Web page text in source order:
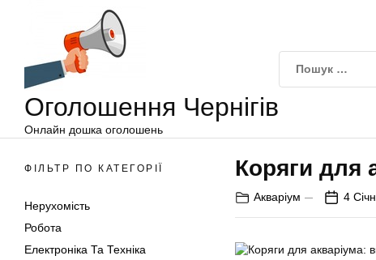
Оголошення Чернігів
Онлайн дошка оголошень
ФІЛЬТР ПО КАТЕГОРІЇ
Нерухомість
Робота
Електроніка Та Техніка
Коряги для
Акваріум 4